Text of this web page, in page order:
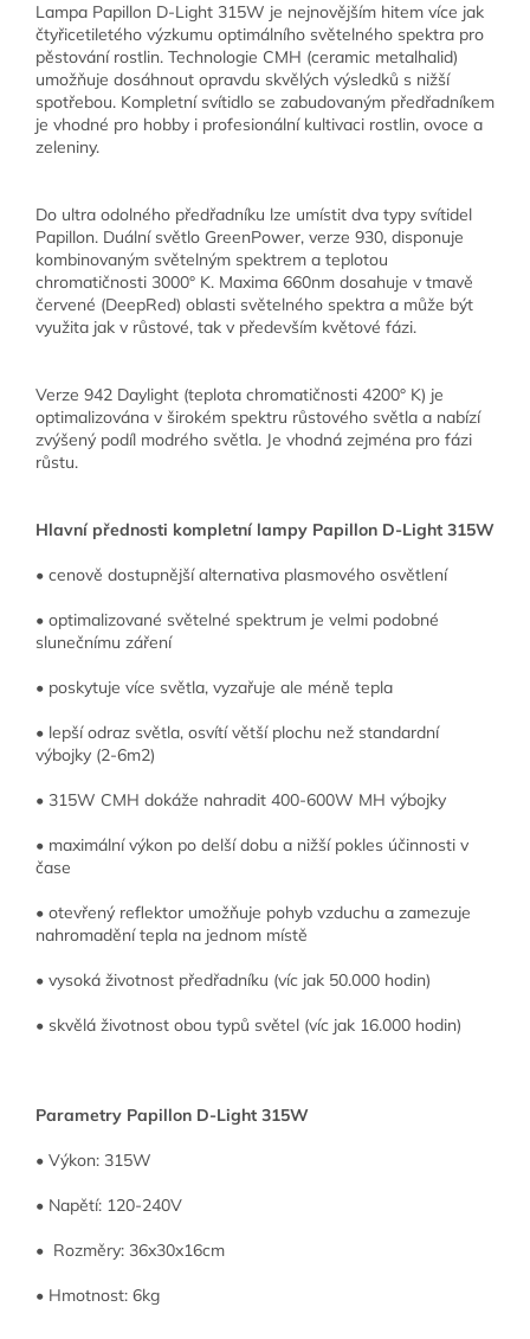
Lampa Papillon D-Light 315W je nejnovějším hitem více jak
čtyřicetiletého výzkumu optimálního světelného spektra pro
pěstování rostlin. Technologie CMH (ceramic metalhalid)
umožňuje dosáhnout opravdu skvělých výsledků s nižší
spotřebou. Kompletní svítidlo se zabudovaným předřadníkem
je vhodné pro hobby i profesionální kultivaci rostlin, ovoce a
zeleniny.
Do ultra odolného předřadníku lze umístit dva typy svítidel
Papillon. Duální světlo GreenPower, verze 930, disponuje
kombinovaným světelným spektrem a teplotou
chromatičnosti 3000° K. Maxima 660nm dosahuje v tmavě
červené (DeepRed) oblasti světelného spektra a může být
využita jak v růstové, tak v především květové fázi.
Verze 942 Daylight (teplota chromatičnosti 4200° K) je
optimalizována v širokém spektru růstového světla a nabízí
zvýšený podíl modrého světla. Je vhodná zejména pro fázi
růstu.
Hlavní přednosti kompletní lampy Papillon D-Light 315W
• cenově dostupnější alternativa plasmového osvětlení
• optimalizované světelné spektrum je velmi podobné
slunečnímu záření
• poskytuje více světla, vyzařuje ale méně tepla
• lepší odraz světla, osvítí větší plochu než standardní
výbojky (2-6m2)
• 315W CMH dokáže nahradit 400-600W MH výbojky
• maximální výkon po delší dobu a nižší pokles účinnosti v
čase
• otevřený reflektor umožňuje pohyb vzduchu a zamezuje
nahromadění tepla na jednom místě
• vysoká životnost předřadníku (víc jak 50.000 hodin)
• skvělá životnost obou typů světel (víc jak 16.000 hodin)
Parametry Papillon D-Light 315W
• Výkon: 315W
• Napětí: 120-240V
• Rozměry: 36x30x16cm
• Hmotnost: 6kg